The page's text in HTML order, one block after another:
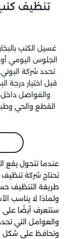
غسيل الكنب
الجلوس اليومي
تحدد شركة
قبل اختيار درجة
والفواصل
القطع والحي
عندما تتحول بقع
تحتاج شركة
طريقة التنظيف
ولماذا لا يناسب
ستتعرف أيضًا على
والعوامل التي
وتحافظ على شكل